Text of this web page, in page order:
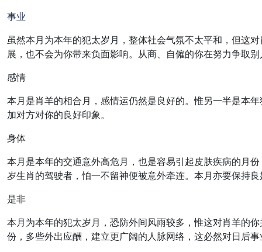
事业
虽然本月为本年的犯太岁月，整体社会气氛不太平和，但这
展，也不会为你带来负面影响。从商、自僱的你在努力争取
感情
本月是肖羊的相合月，感情运仍然是良好的。惟另一半是本
加对方对你的良好印象。
身体
本月是本年的交通意外高危月，也是容易引起皮肤疾病的月
岁生肖的驾驶者，怕一不留神便被意外牵连。本月亦要保持
是非
本月为本年的犯太岁月，恐防外间风雨较多，惟这对肖羊的
份，多些外出应酬，建立更广阔的人脉网络，这必然对日后